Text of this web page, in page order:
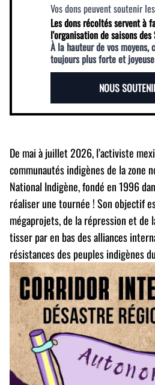
Vos dons peuvent soutenir
Les dons récoltés servent à
l'organisation de saisons des
À la hauteur de vos moyens,
toujours plus forte et
NOUS
De mai à juillet 2026, l’activiste
communautés indigènes de la zone
National Indigène, fondé en 1996
réaliser une tournée ! Son objectif
mégaprojets, de la répression et de
tisser par en bas des alliances
résistances des peuples indigènes